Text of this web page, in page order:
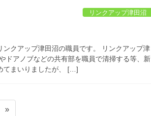
リンクアップ津田沼
クアップ津田沼の職員です。 リンクアップ津
ドアノブなどの共有部を職員で清掃する等、新
てまいりましたが、 […]
»